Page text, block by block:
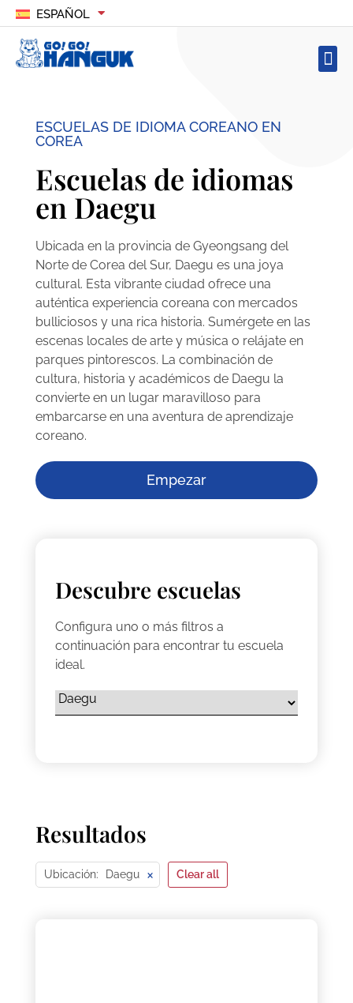
ESPAÑOL
ESCUELAS DE IDIOMA COREANO EN
COREA
Escuelas de idiomas
en Daegu
Ubicada en la provincia de Gyeongsang del
Norte de Corea del Sur, Daegu es una joya
cultural. Esta vibrante ciudad ofrece una
auténtica experiencia coreana con mercados
bulliciosos y una rica historia. Sumérgete en las
escenas locales de arte y música o relájate en
parques pintorescos. La combinación de
cultura, historia y académicos de Daegu la
convierte en un lugar maravilloso para
embarcarse en una aventura de aprendizaje
coreano.
Empezar
Descubre escuelas
Configura uno o más filtros a
continuación para encontrar tu escuela
ideal.
Resultados
Ubicación: Daegu × Clear all